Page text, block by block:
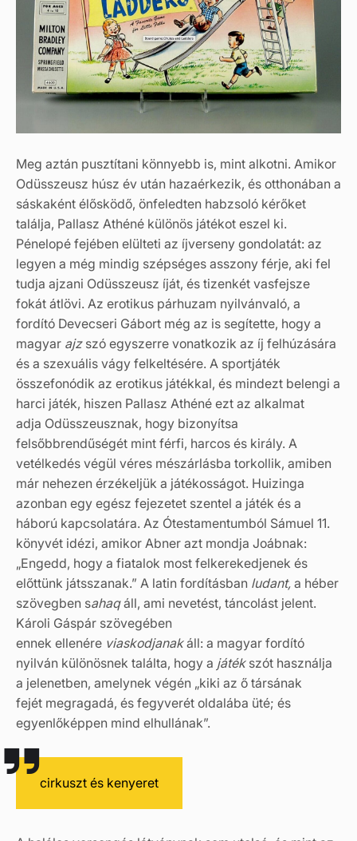
Meg aztán pusztítani könnyebb is, mint alkotni. Amikor
Odüsszeusz húsz év után hazaérkezik, és otthonában a
sáskaként élősködő, önfeledten habzsoló kérőket
találja, Pallasz Athéné különös játékot eszel ki.
Pénelopé fejében elülteti az íjverseny gondolatát: az
legyen a még mindig szépséges asszony férje, aki fel
tudja ajzani Odüsszeusz íját, és tizenkét vasfejsze
fokát átlövi. Az erotikus párhuzam nyilvánvaló, a
fordító Devecseri Gábort még az is segítette, hogy a
magyar ajzszó egyszerre vonatkozik az íj felhúzására
és a szexuális vágy felkeltésére. A sportjáték
összefonódik az erotikus játékkal, és mindezt belengi a
harci játék, hiszen Pallasz Athéné ezt az alkalmat
adja Odüsszeusznak, hogy bizonyítsa
felsőbbrendűségét mint férfi, harcos és király. A
vetélkedés végül véres mészárlásba torkollik, amiben
már nehezen érzékeljük a játékosságot. Huizinga
azonban egy egész fejezetet szentel a játék és a
háború kapcsolatára. Az Ótestamentumból Sámuel 11.
könyvét idézi, amikor Abner azt mondja Joábnak:
„Engedd, hogy a fiatalok most felkerekedjenek és
előttünk játsszanak.” A latin fordításban ludant, a héber
szövegben sahaqáll, ami nevetést, táncolást jelent.
Károli Gáspár szövegében
ennek ellenére viaskodjanakáll: a magyar fordító
nyilván különösnek találta, hogy a játékszót használja
a jelenetben, amelynek végén „kiki az ő társának
fejét megragadá, és fegyverét oldalába üté; és
egyenlőképpen mind elhullának”.
cirkuszt és kenyeret